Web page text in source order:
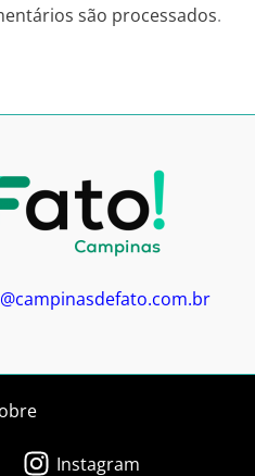
são processados.
Instagram